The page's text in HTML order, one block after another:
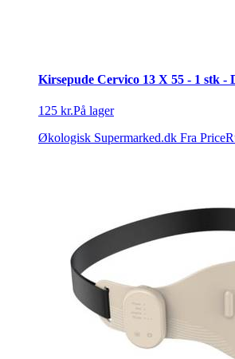
Kirsepude Cervico 13 X 55 - 1 stk
125 kr.På lager
Økologisk Supermarked.dk Fra